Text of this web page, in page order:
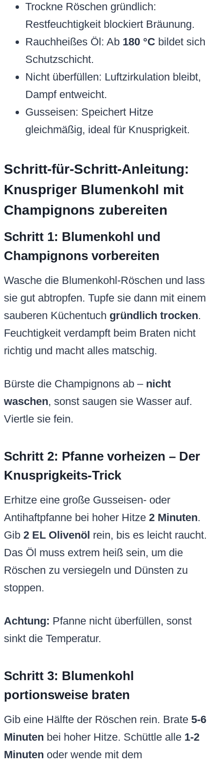
Trockne Röschen gründlich:
Restfeuchtigkeit blockiert Bräunung.
Rauchheißes Öl: Ab 180 °C bildet sich
Schutzschicht.
Nicht überfüllen: Luftzirkulation bleibt,
Dampf entweicht.
Gusseisen: Speichert Hitze
gleichmäßig, ideal für Knusprigkeit.
Schritt-für-Schritt-Anleitung:
Knuspriger Blumenkohl mit
Champignons zubereiten
Schritt 1: Blumenkohl und
Champignons vorbereiten
Wasche die Blumenkohl-Röschen und lass
sie gut abtropfen. Tupfe sie dann mit einem
sauberen Küchentuch gründlich trocken.
Feuchtigkeit verdampft beim Braten nicht
richtig und macht alles matschig.
Bürste die Champignons ab – nicht
waschen, sonst saugen sie Wasser auf.
Viertle sie fein.
Schritt 2: Pfanne vorheizen – Der
Knusprigkeits-Trick
Erhitze eine große Gusseisen- oder
Antihaftpfanne bei hoher Hitze 2 Minuten.
Gib 2 EL Olivenöl rein, bis es leicht raucht.
Das Öl muss extrem heiß sein, um die
Röschen zu versiegeln und Dünsten zu
stoppen.
Achtung: Pfanne nicht überfüllen, sonst
sinkt die Temperatur.
Schritt 3: Blumenkohl
portionsweise braten
Gib eine Hälfte der Röschen rein. Brate 5-6
Minuten bei hoher Hitze. Schüttle alle 1-2
Minuten oder wende mit dem